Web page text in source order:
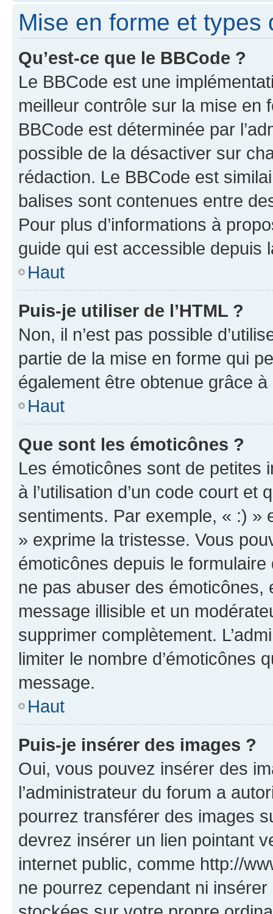
Mise en forme et types
Qu’est-ce que le BBCode ?
Le BBCode est une
meilleur contrôle sur la mise en
BBCode est déterminée par
possible de la désactiver sur
rédaction. Le BBCode est
balises sont contenues entre
Pour plus d’informations à
guide qui est accessible depuis
Haut
Puis-je utiliser de l’HTML ?
Non, il n’est pas possible
partie de la mise en forme qui
également être obtenue grâce à
Haut
Que sont les émoticônes ?
Les émoticônes sont de petites
à l’utilisation d’un code court et
sentiments. Par exemple, « :) »
» exprime la tristesse. Vous
émoticônes depuis le
ne pas abuser des
message illisible et un
supprimer complètement.
limiter le nombre d’émoticônes
message.
Haut
Puis-je insérer des images ?
Oui, vous pouvez insérer des
l’administrateur du forum a
pourrez transférer des images
devrez insérer un lien pointant
internet public, comme http://
ne pourrez cependant ni